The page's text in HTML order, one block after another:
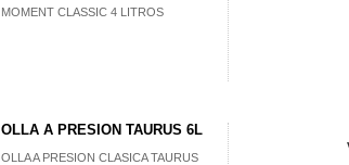
MOMENT CLASSIC 4 LITROS
OLLA A PRESION TAURUS 6L
OLLA A PRESION CLASICA TAURUS